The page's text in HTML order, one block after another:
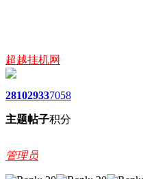
超越挂机网
2810
主题
2933
帖子
7058
积分
管理员